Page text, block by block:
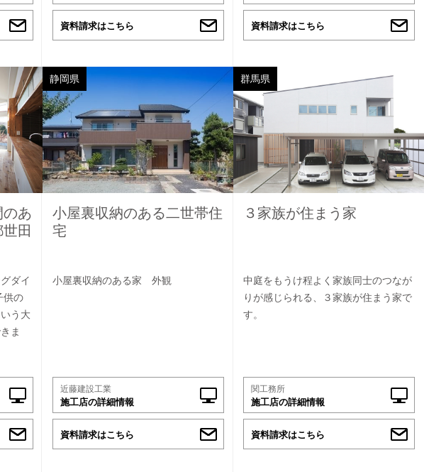
資料請求はこちら 資料請求はこちら
あ
田
ダイ
供の
う大
ま
静岡県
小屋裏収納のある二世帯住
宅
小屋裏収納のある家 外観
近藤建設工業
施工店の詳細情報
資料請求はこちら
群馬県
３家族が住まう家
中庭をもうけ程よく家族同士のつなが
りが感じられる、３家族が住まう家で
す。
関工務所
施工店の詳細情報
資料請求はこちら